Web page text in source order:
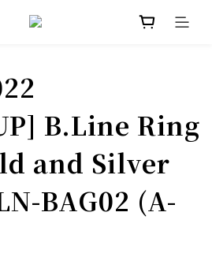
B.Line Ring
and Silver
BAG02 (A-